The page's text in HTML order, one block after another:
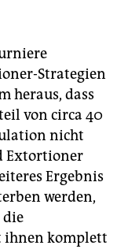
Strategien
heraus, dass
von circa 40
nicht
Extortioner
Ergebnis
werden,
die
ihnen komplett